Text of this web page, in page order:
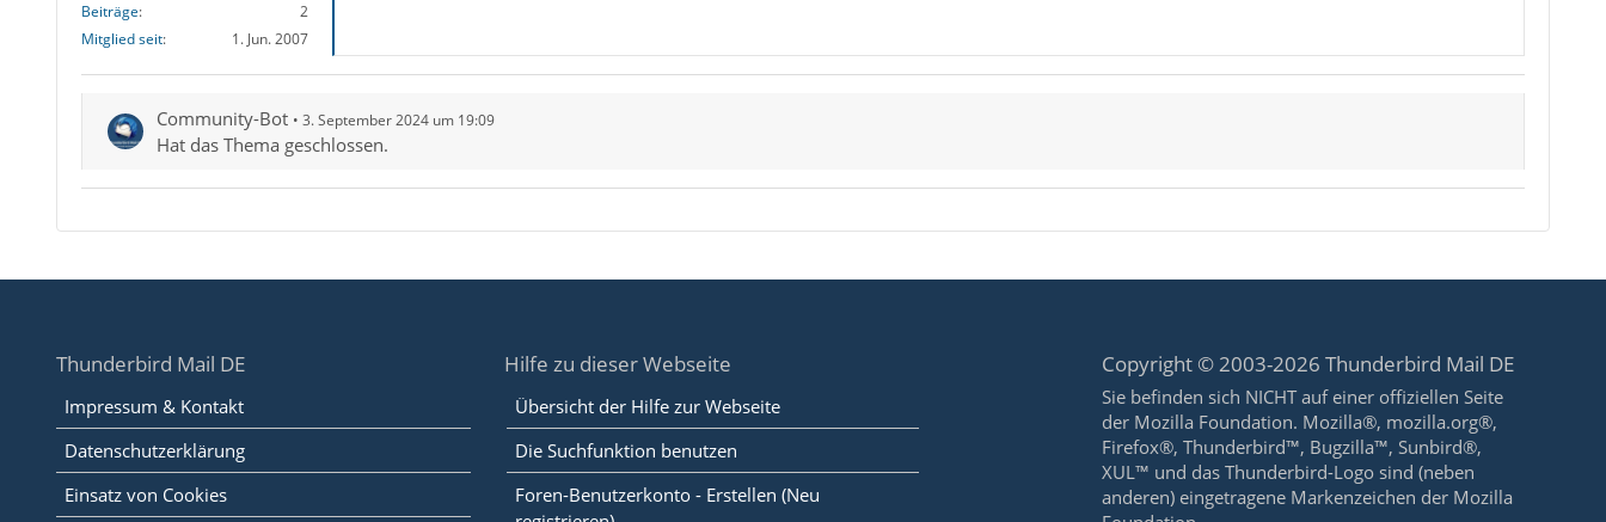
Beiträge
2
Mitglied seit
1. Jun. 2007
Community-Bot 3. September 2024 um 19:09
Hat das Thema geschlossen.
Thunderbird Mail DE
Impressum & Kontakt
Datenschutzerklärung
Einsatz von Cookies
Hilfe zu dieser Webseite
Übersicht der Hilfe zur Webseite
Die Suchfunktion benutzen
Foren-Benutzerkonto - Erstellen (Neu
Copyright © 2003-2026 Thunderbird Mail DE
Sie befinden sich NICHT auf einer offiziellen Seite
der Mozilla Foundation. Mozilla®, mozilla.org®,
Firefox®, Thunderbird™, Bugzilla™, Sunbird®,
XUL™ und das Thunderbird-Logo sind (neben
anderen) eingetragene Markenzeichen der Mozilla